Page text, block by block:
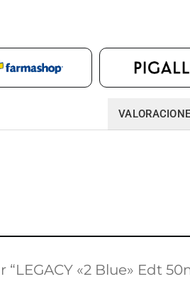
«2 Blue» Edt